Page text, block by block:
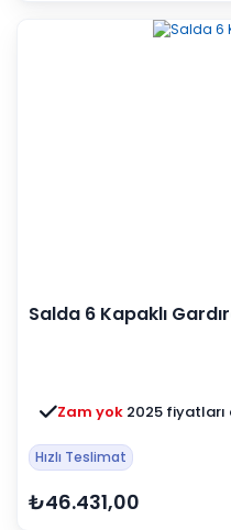
Salda 6 Kapaklı
Zam yok 2025
Hızlı Teslimat
₺46.431,00